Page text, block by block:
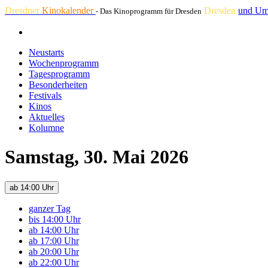
DresdnerKinokalender - Das Kinoprogramm für Dresden Dresden und
Neustarts
Wochenprogramm
Tagesprogramm
Besonderheiten
Festivals
Kinos
Aktuelles
Kolumne
Samstag, 30. Mai 2026
ab 14:00 Uhr
ganzer Tag
bis 14:00 Uhr
ab 14:00 Uhr
ab 17:00 Uhr
ab 20:00 Uhr
ab 22:00 Uhr